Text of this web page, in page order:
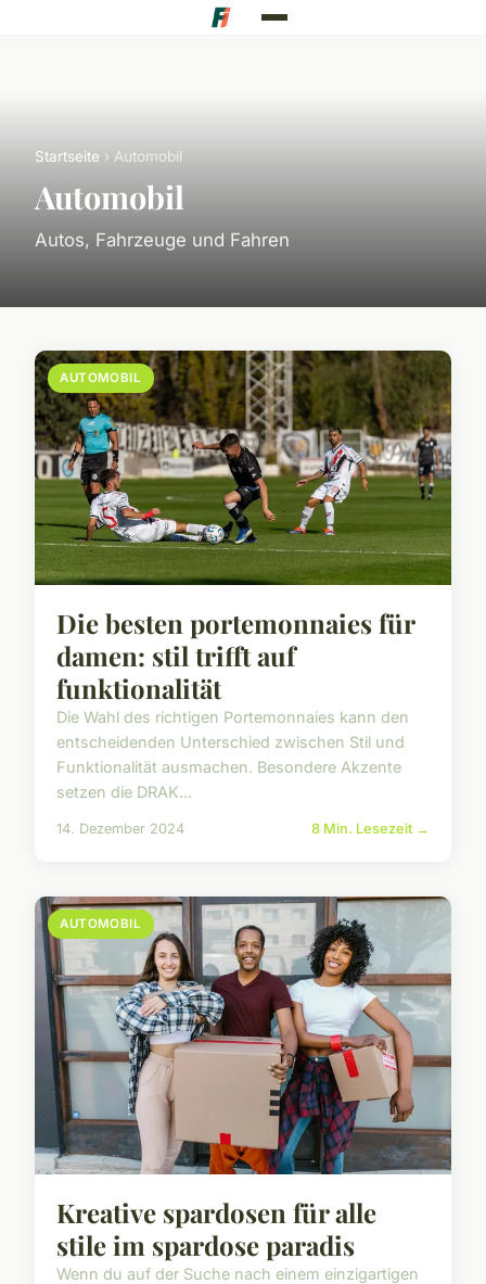
Startseite › Automobil
Automobil
Autos, Fahrzeuge und Fahren
AUTOMOBIL
Die besten portemonnaies für
damen: stil trifft auf
funktionalität
Die Wahl des richtigen Portemonnaies kann den
entscheidenden Unterschied zwischen Stil und
Funktionalität ausmachen. Besondere Akzente
setzen die DRAK...
14. Dezember 2024 8 Min. Lesezeit →
AUTOMOBIL
Kreative spardosen für alle
stile im spardose paradis
Wenn du auf der Suche nach einem einzigartigen